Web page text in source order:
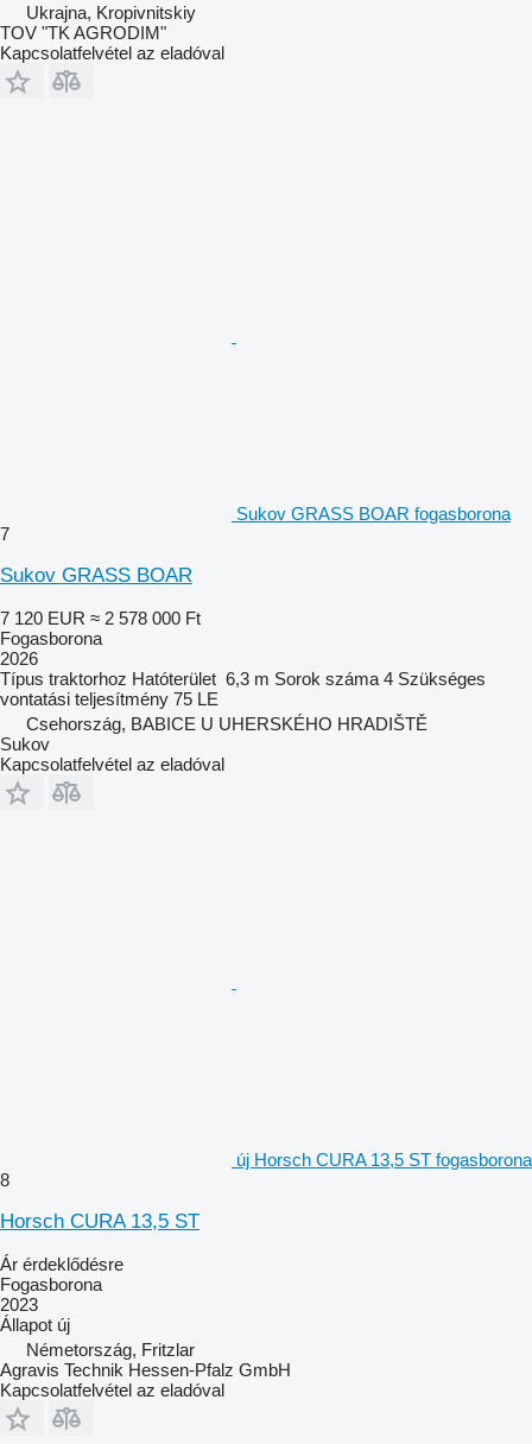
Ukrajna, Kropivnitskiy
TOV "TK AGRODIM"
Kapcsolatfelvétel az eladóval
Sukov GRASS BOAR fogasborona
7
Sukov GRASS BOAR
7 120 EUR ≈ 2 578 000 Ft
Fogasborona
2026
Típus traktorhoz Hatóterület 6,3 m Sorok száma 4 Szükséges
vontatási teljesítmény 75 LE
Csehország, BABICE U UHERSKÉHO HRADIŠTĚ
Sukov
Kapcsolatfelvétel az eladóval
új Horsch CURA 13,5 ST fogasborona
8
Horsch CURA 13,5 ST
Ár érdeklődésre
Fogasborona
2023
Állapot új
Németország, Fritzlar
Agravis Technik Hessen-Pfalz GmbH
Kapcsolatfelvétel az eladóval